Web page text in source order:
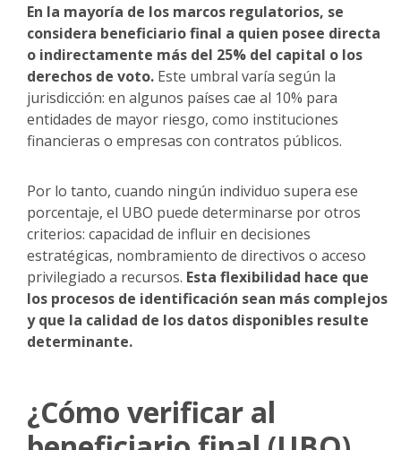
En la mayoría de los marcos regulatorios, se
considera beneficiario final a quien posee directa
o indirectamente más del 25% del capital o los
derechos de voto. Este umbral varía según la
jurisdicción: en algunos países cae al 10% para
entidades de mayor riesgo, como instituciones
financieras o empresas con contratos públicos.
Por lo tanto, cuando ningún individuo supera ese
porcentaje, el UBO puede determinarse por otros
criterios: capacidad de influir en decisiones
estratégicas, nombramiento de directivos o acceso
privilegiado a recursos. Esta flexibilidad hace que
los procesos de identificación sean más complejos
y que la calidad de los datos disponibles resulte
determinante.
¿Cómo verificar al